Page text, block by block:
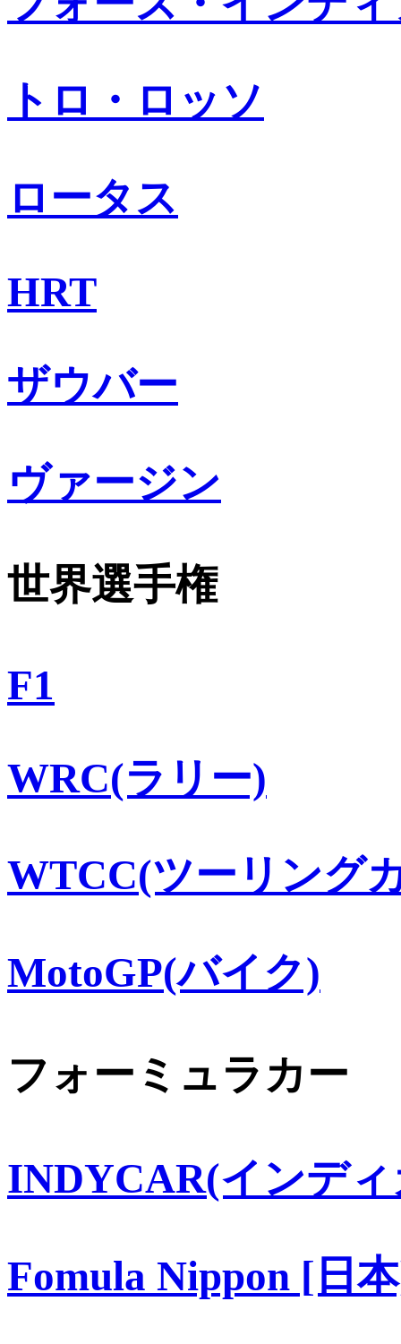
トロ・ロッソ
ロータス
HRT
ザウバー
ヴァージン
世界選手権
F1
WRC(ラリー)
WTCC(ツーリング
MotoGP(バイク)
フォーミュラカー
INDYCAR(インデ
Fomula Nippon [日